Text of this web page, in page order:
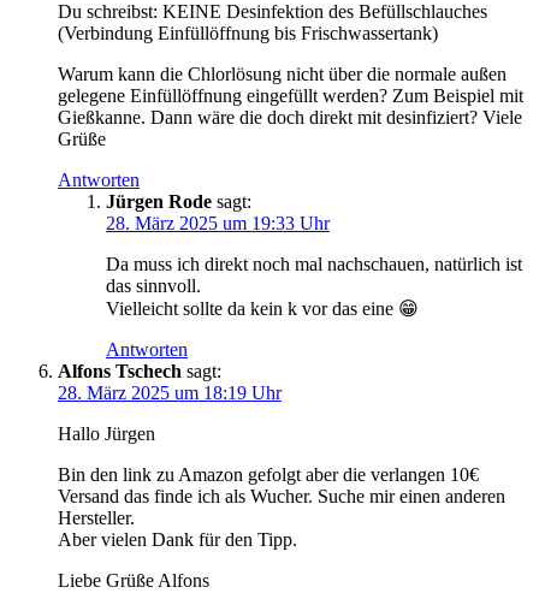
Du schreibst: KEINE Desinfektion des Befüllschlauches
(Verbindung Einfüllöffnung bis Frischwassertank)
Warum kann die Chlorlösung nicht über die normale außen
gelegene Einfüllöffnung eingefüllt werden? Zum Beispiel mit
Gießkanne. Dann wäre die doch direkt mit desinfiziert? Viele
Grüße
Antworten
Jürgen Rode sagt:
28. März 2025 um 19:33 Uhr
Da muss ich direkt noch mal nachschauen, natürlich ist
das sinnvoll.
Vielleicht sollte da kein k vor das eine 😁
Antworten
Alfons Tschech sagt:
28. März 2025 um 18:19 Uhr
Hallo Jürgen
Bin den link zu Amazon gefolgt aber die verlangen 10€
Versand das finde ich als Wucher. Suche mir einen anderen
Hersteller.
Aber vielen Dank für den Tipp.
Liebe Grüße Alfons